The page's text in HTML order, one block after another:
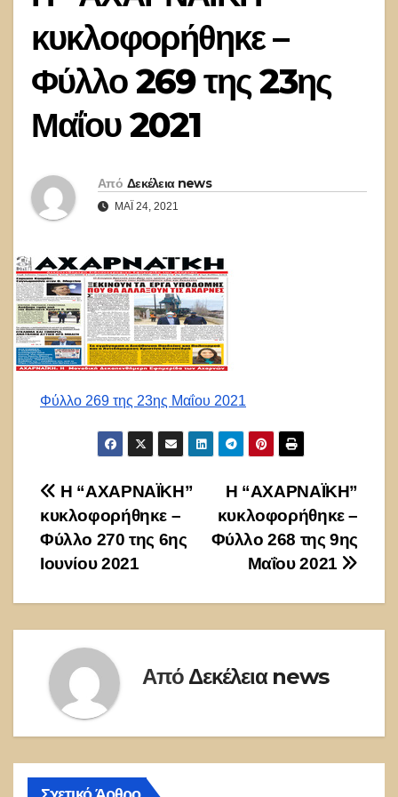
κυκλοφορήθηκε –
Φύλλο 269 της 23ης
Μαΐου 2021
Από Δεκέλεια news
ΜΆΙ 24, 2021
Φύλλο 269 της 23ης Μαΐου 2021
Πλοήγηση
άρθρων
Η “ΑΧΑΡΝΑΪΚΗ”
κυκλοφορήθηκε –
Φύλλο 268 της 9ης
Μαΐου 2021
Η “ΑΧΑΡΝΑΪΚΗ”
κυκλοφορήθηκε –
Φύλλο 270 της 6ης
Ιουνίου 2021
Από Δεκέλεια news